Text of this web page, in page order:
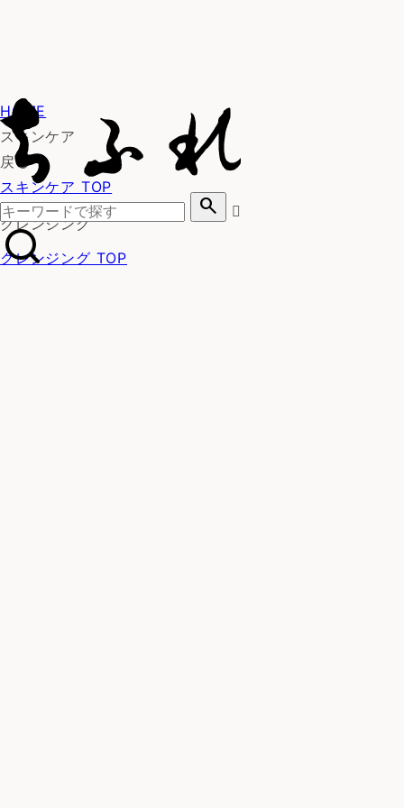
search
HOME
スキンケア
戻る
スキンケア TOP
クレンジング
クレンジング TOP